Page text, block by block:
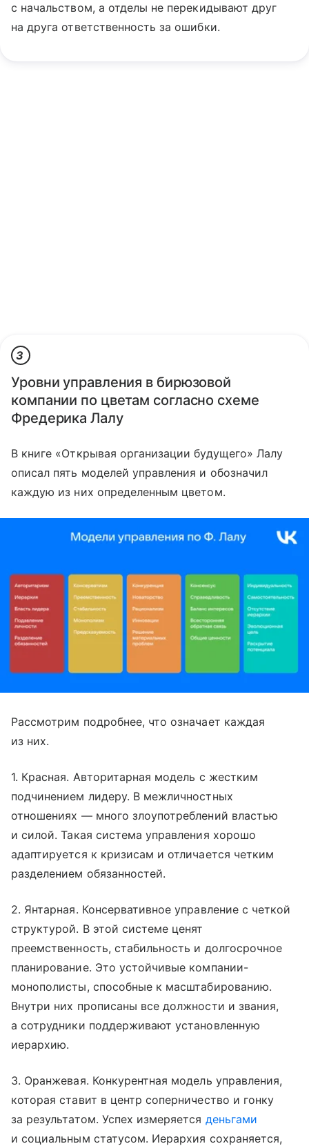
с начальством, а отделы не перекидывают друг
на друга ответственность за ошибки.
3
Уровни управления в бирюзовой
компании по цветам согласно схеме
Фредерика Лалу
В книге «Открывая организации будущего» Лалу
описал пять моделей управления и обозначил
каждую из них определенным цветом.
Рассмотрим подробнее, что означает каждая
из них.
1. Красная. Авторитарная модель с жестким
подчинением лидеру. В межличностных
отношениях — много злоупотреблений властью
и силой. Такая система управления хорошо
адаптируется к кризисам и отличается четким
разделением обязанностей.
2. Янтарная. Консервативное управление с четкой
структурой. В этой системе ценят
преемственность, стабильность и долгосрочное
планирование. Это устойчивые компании-
монополисты, способные к масштабированию.
Внутри них прописаны все должности и звания,
а сотрудники поддерживают установленную
иерархию.
3. Оранжевая. Конкурентная модель управления,
которая ставит в центр соперничество и гонку
за результатом. Успех измеряется деньгами
и социальным статусом. Иерархия сохраняется,